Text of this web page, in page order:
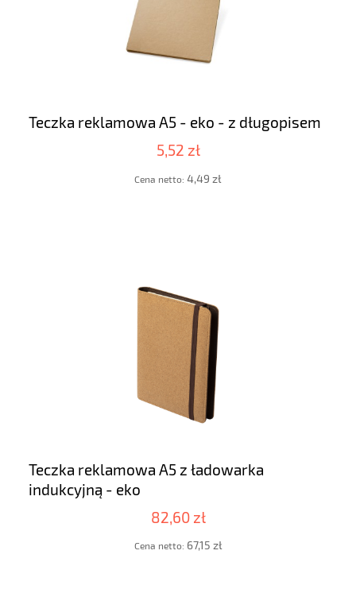
Teczka reklamowa A5 - eko - z długopisem
5,52 zł
Cena netto: 4,49 zł
Teczka reklamowa A5 z ładowarka
indukcyjną - eko
82,60 zł
Cena netto: 67,15 zł